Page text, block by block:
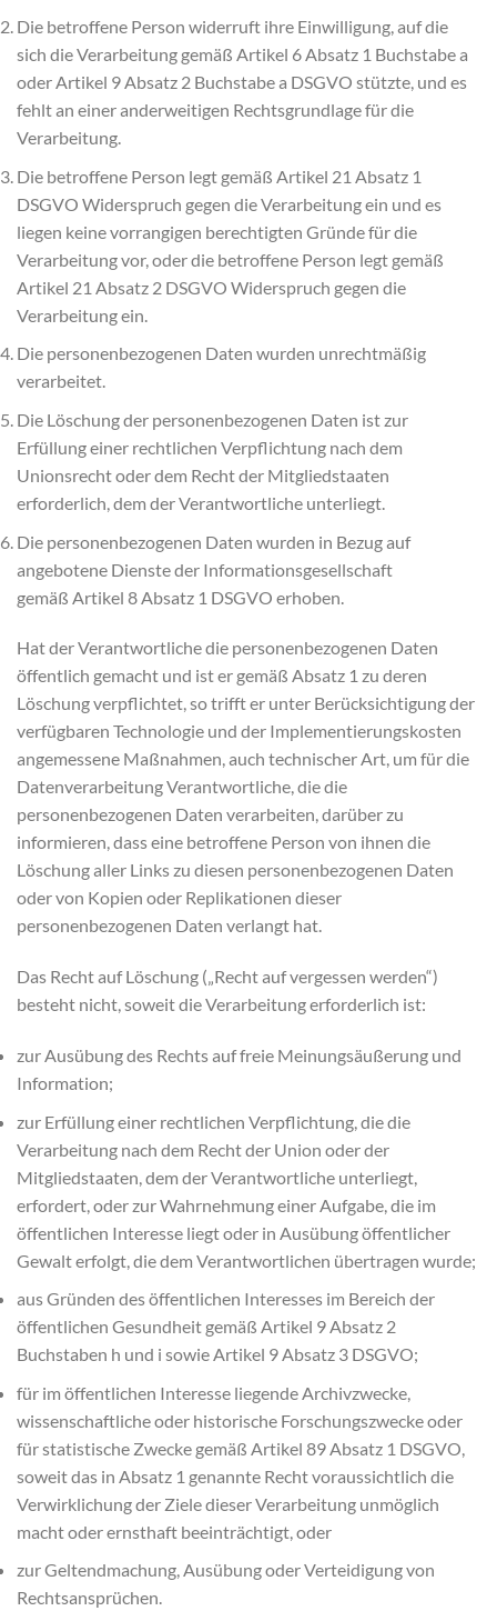
Die betroffene Person widerruft ihre Einwilligung, auf die
sich die Verarbeitung gemäß Artikel 6 Absatz 1 Buchstabe a
oder Artikel 9 Absatz 2 Buchstabe a DSGVO stützte, und es
fehlt an einer anderweitigen Rechtsgrundlage für die
Verarbeitung.
Die betroffene Person legt gemäß Artikel 21 Absatz 1
DSGVO Widerspruch gegen die Verarbeitung ein und es
liegen keine vorrangigen berechtigten Gründe für die
Verarbeitung vor, oder die betroffene Person legt gemäß
Artikel 21 Absatz 2 DSGVO Widerspruch gegen die
Verarbeitung ein.
Die personenbezogenen Daten wurden unrechtmäßig
verarbeitet.
Die Löschung der personenbezogenen Daten ist zur
Erfüllung einer rechtlichen Verpflichtung nach dem
Unionsrecht oder dem Recht der Mitgliedstaaten
erforderlich, dem der Verantwortliche unterliegt.
Die personenbezogenen Daten wurden in Bezug auf
angebotene Dienste der Informationsgesellschaft
gemäß Artikel 8 Absatz 1 DSGVO erhoben.
Hat der Verantwortliche die personenbezogenen Daten
öffentlich gemacht und ist er gemäß Absatz 1 zu deren
Löschung verpflichtet, so trifft er unter Berücksichtigung der
verfügbaren Technologie und der Implementierungskosten
angemessene Maßnahmen, auch technischer Art, um für die
Datenverarbeitung Verantwortliche, die die
personenbezogenen Daten verarbeiten, darüber zu
informieren, dass eine betroffene Person von ihnen die
Löschung aller Links zu diesen personenbezogenen Daten
oder von Kopien oder Replikationen dieser
personenbezogenen Daten verlangt hat.
Das Recht auf Löschung („Recht auf vergessen werden“)
besteht nicht, soweit die Verarbeitung erforderlich ist:
zur Ausübung des Rechts auf freie Meinungsäußerung und
Information;
zur Erfüllung einer rechtlichen Verpflichtung, die die
Verarbeitung nach dem Recht der Union oder der
Mitgliedstaaten, dem der Verantwortliche unterliegt,
erfordert, oder zur Wahrnehmung einer Aufgabe, die im
öffentlichen Interesse liegt oder in Ausübung öffentlicher
Gewalt erfolgt, die dem Verantwortlichen übertragen wurde;
aus Gründen des öffentlichen Interesses im Bereich der
öffentlichen Gesundheit gemäß Artikel 9 Absatz 2
Buchstaben h und i sowie Artikel 9 Absatz 3 DSGVO;
für im öffentlichen Interesse liegende Archivzwecke,
wissenschaftliche oder historische Forschungszwecke oder
für statistische Zwecke gemäß Artikel 89 Absatz 1 DSGVO,
soweit das in Absatz 1 genannte Recht voraussichtlich die
Verwirklichung der Ziele dieser Verarbeitung unmöglich
macht oder ernsthaft beeinträchtigt, oder
zur Geltendmachung, Ausübung oder Verteidigung von
Rechtsansprüchen.